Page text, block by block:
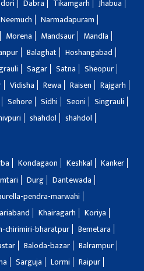
Dabra Tikamgarh
Jhabua
Neemuch
Narmadapuram
Morena Mandsaur
Mandla
Balaghat
Hoshangabad
Sagar Satna
Sheopur
Vidisha Rewa Raisen
Rajgarh
Sehore Sidhi Seoni
Singrauli
shahdol
shahdol
Kondagaon Keshkal
Kanker
Durg
Dantewada
pendra-marwahi
Khairagarh
Koriya
chirimiri-bharatpur
Bemetara
Baloda-bazar
Balrampur
Sarguja Lormi
Raipur